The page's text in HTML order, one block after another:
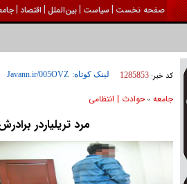
صفحه نخست | سیاست |بين‌الملل | اقتصاد |
کد خبر: 1285853 لینک کوتاه:
جامعه»حوادث | انتظامی
مرد تریلیاردر